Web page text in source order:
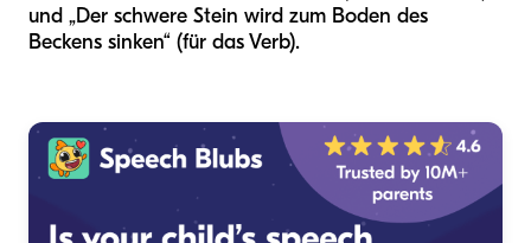
und „Der schwere Stein wird zum Boden des
Beckens sinken“ (für das Verb).